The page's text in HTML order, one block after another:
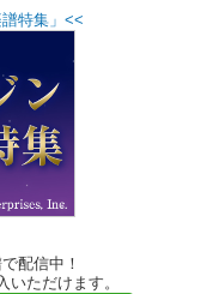
特集」<<
配信中！
いただけます。